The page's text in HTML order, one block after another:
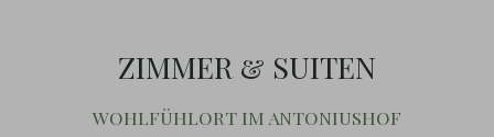
ZIMMER & SUITEN
WOHLFÜHLORT IM ANTONIUSHOF